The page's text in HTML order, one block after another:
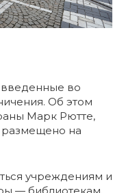
во
Об этом
Марк Рютте,
на
учреждениям и